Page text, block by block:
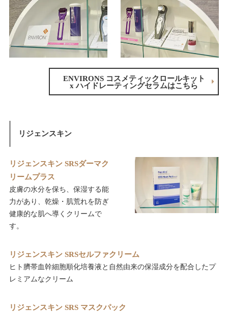
ENVIRONS コスメティックロールキット
x ハイドレーティングセラムはこちら
リジェンスキン
リジェンスキン SRSダーマク
リームプラス
皮膚の水分を保ち、保湿する能
力があり、乾燥・肌荒れを防ぎ
健康的な肌へ導くクリームで
す。
リジェンスキン SRSセルファクリーム
ヒト臍帯血幹細胞順化培養液と自然由来の保湿成分を配合したプ
レミアムなクリーム
リジェンスキン SRS マスクパック